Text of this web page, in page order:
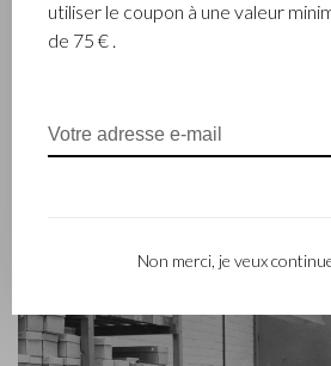
reines et Castelijn & Beerens jouit
a été lancé en 2012.
utiliser le coupon à une valeur
de 75 € .
Non merci, je veux